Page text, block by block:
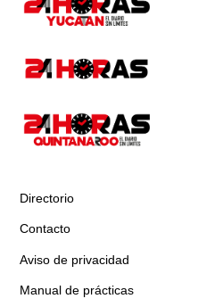
Directorio
Contacto
Aviso de privacidad
Manual de prácticas